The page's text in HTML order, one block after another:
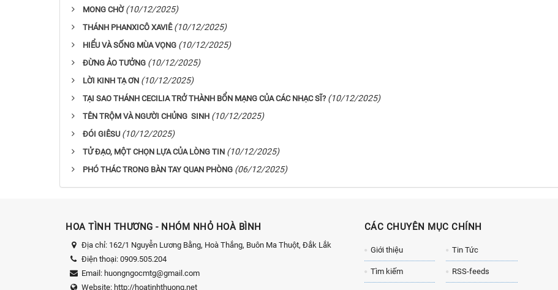
MONG CHỜ (10/12/2025)
THÁNH PHANXICÔ XAVIÊ (10/12/2025)
HIỂU VÀ SỐNG MÙA VỌNG (10/12/2025)
ĐỪNG ẢO TƯỞNG (10/12/2025)
LỜI KINH TẠ ƠN (10/12/2025)
TẠI SAO THÁNH CECILIA TRỞ THÀNH BỔN MẠNG CỦA CÁC NHẠC SĨ? (10/12/2025)
TÊN TRỘM VÀ NGƯỜI CHỦNG SINH (10/12/2025)
ĐÓI GIÊSU (10/12/2025)
TỬ ĐẠO, MỘT CHỌN LỰA CỦA LÒNG TIN (10/12/2025)
PHÓ THÁC TRONG BÀN TAY QUAN PHÒNG (06/12/2025)
HOA TÌNH THƯƠNG - NHÓM NHỎ HOÀ BÌNH
Địa chỉ: 162/1 Nguyễn Lương Bằng, Hoà Thắng, Buôn Ma Thuột, Đắk Lắk
Điện thoại: 0909.505.204
Email: huongngocmtg@gmail.com
Website: http://hoatinhthuong.net
CÁC CHUYÊN MỤC CHÍNH
Giới thiệu Tin Tức
Tìm kiếm RSS-feeds